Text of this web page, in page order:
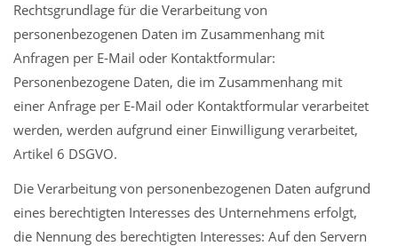
Rechtsgrundlage für die Verarbeitung von
personenbezogenen Daten im Zusammenhang mit
Anfragen per E-Mail oder Kontaktformular:
Personenbezogene Daten, die im Zusammenhang mit
einer Anfrage per E-Mail oder Kontaktformular verarbeitet
werden, werden aufgrund einer Einwilligung verarbeitet,
Artikel 6 DSGVO.
Die Verarbeitung von personenbezogenen Daten aufgrund
eines berechtigten Interesses des Unternehmens erfolgt,
die Nennung des berechtigten Interesses: Auf den Servern